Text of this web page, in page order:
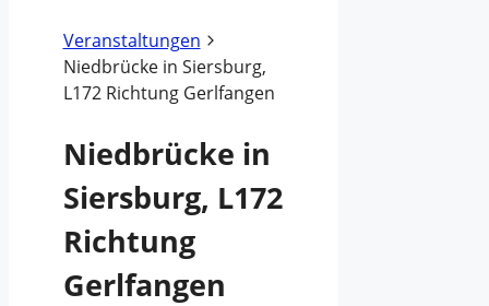
Veranstaltungen
Niedbrücke in Siersburg,
L172 Richtung Gerlfangen
Niedbrücke in
Siersburg, L172
Richtung
Gerlfangen